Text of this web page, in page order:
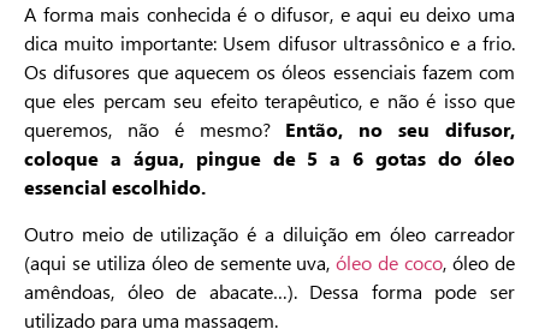
A forma mais conhecida é o difusor, e aqui eu deixo uma
dica muito importante: Usem difusor ultrassônico e a frio.
Os difusores que aquecem os óleos essenciais fazem com
que eles percam seu efeito terapêutico, e não é isso que
queremos, não é mesmo? Então, no seu difusor,
coloque a água, pingue de 5 a 6 gotas do óleo
essencial escolhido.
Outro meio de utilização é a diluição em óleo carreador
(aqui se utiliza óleo de semente uva,óleo de coco, óleo de
amêndoas, óleo de abacate…). Dessa forma pode ser
utilizado para uma massagem.